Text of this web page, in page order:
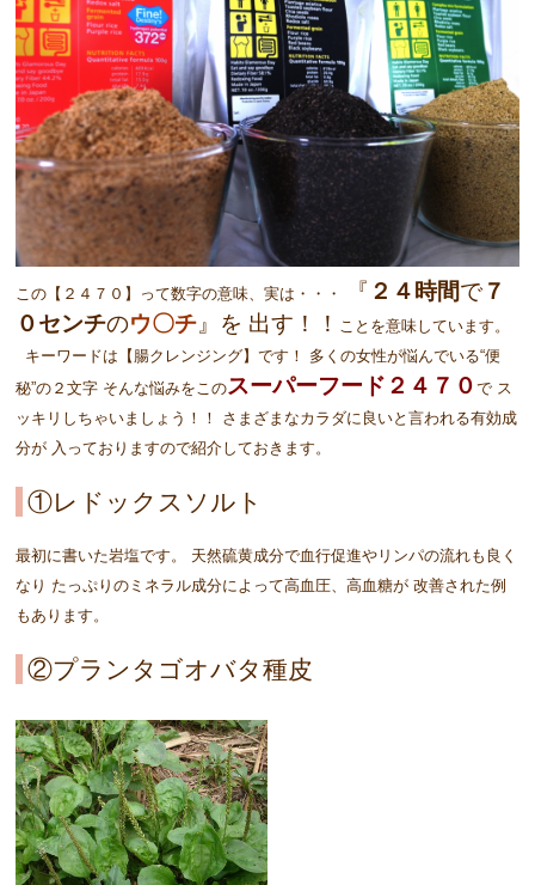
この【２４７０】って数字の意味、実は・・・ 『 ２４時間で ７
０センチのウ〇チ 』を 出す！！
ことを意味しています。
キーワードは【腸クレンジング】です！ 多くの女性が悩んでいる“便
秘”の２文字 そんな悩みをこのスーパーフード２４７０で ス
ッキリしちゃいましょう！！ さまざまなカラダに良いと言われる有効成
分が 入っておりますので紹介しておきます。
①レドックスソルト
最初に書いた岩塩です。 天然硫黄成分で血行促進やリンパの流れも良く
なり たっぷりのミネラル成分によって高血圧、高血糖が 改善された例
もあります。
②プランタゴオバタ種皮